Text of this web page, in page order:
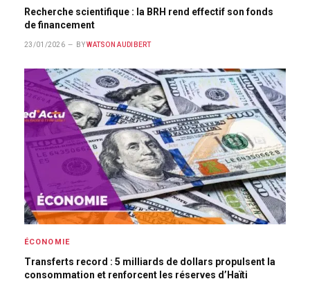
Recherche scientifique : la BRH rend effectif son fonds
de financement
23/01/2026 BY WATSON AUDIBERT
ÉCONOMIE
Transferts record : 5 milliards de dollars propulsent la
consommation et renforcent les réserves d’Haïti